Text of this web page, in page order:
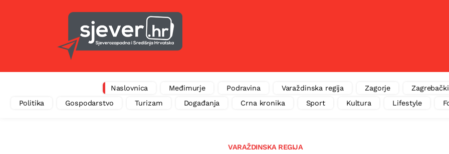
Naslovnica Međimurje Podravina Varaždinska regija Zagorje
Politika
Gospodarstvo Turizam Događanja Crna kronika Sport Kultura Lifestyle
VARAŽDINSKA REGIJA